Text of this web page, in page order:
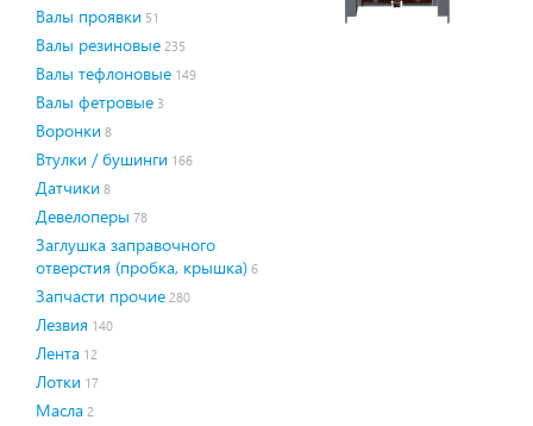
Валы проявки 51
Валы резиновые 235
Валы тефлоновые 149
Валы фетровые 3
Воронки 8
Втулки / бушинги 166
Датчики 8
Девелоперы 78
Заглушка заправочного
отверстия (пробка, крышка) 6
Запчасти прочие 280
Лезвия 140
Лента 12
Лотки 17
Масла 2